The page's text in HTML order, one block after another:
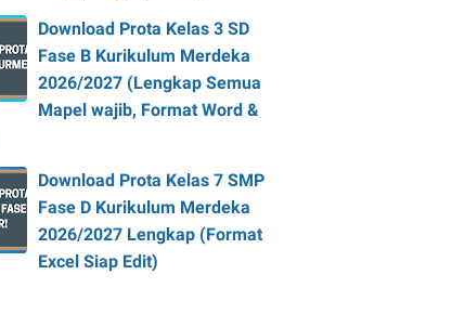
Download Prota Kelas 3 SD
Fase B Kurikulum Merdeka
2026/2027 (Lengkap Semua
Mapel wajib, Format Word &
Download Prota Kelas 7 SMP
Fase D Kurikulum Merdeka
2026/2027 Lengkap (Format
Excel Siap Edit)